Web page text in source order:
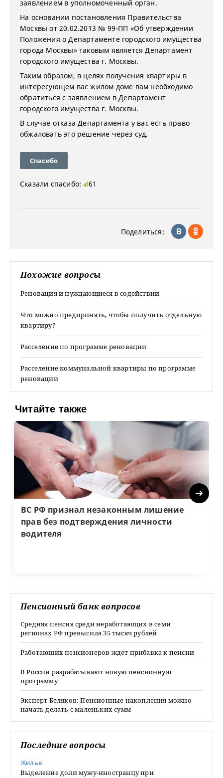
заявлением в уполномоченный орган.
На основании постановления Правительства
Москвы от 20.02.2013 № 99-ПП «Об утверждении
Положения о Департаменте городского имущества
города Москвы» таковым является Департамент
городского имущества г. Москвы.
Таким образом, в целях получения квартиры в
интересующем вас жилом доме вам необходимо
обратиться с заявлением в Департамент
городского имущества г. Москвы.
В случае отказа Департамента у вас есть право
обжаловать это решение через суд.
Спасибо
Сказали спасибо: 61
Поделиться:
Похожие вопросы
Реновация и нуждающиеся в содействии
Что можно предпринять, чтобы получить отдельную
квартиру?
Расселение по программе реновации
Расселение коммунальной квартиры по программе
реновации
Читайте также
ВС РФ признал незаконным лишение
прав без подтверждения личности
водителя
Next
Пенсионный банк вопросов
Средняя пенсия среди неработающих в семи
регионах РФ превысила 35 тысяч рублей
Работающих пенсионеров ждет прибавка к пенсии
В России разрабатывают новую пенсионную
программу
Эксперт Беляков: Пенсионные накопления можно
начать делать с маленьких сумм
Последние вопросы
Жилье
Выделение доли мужу-иностранцу при